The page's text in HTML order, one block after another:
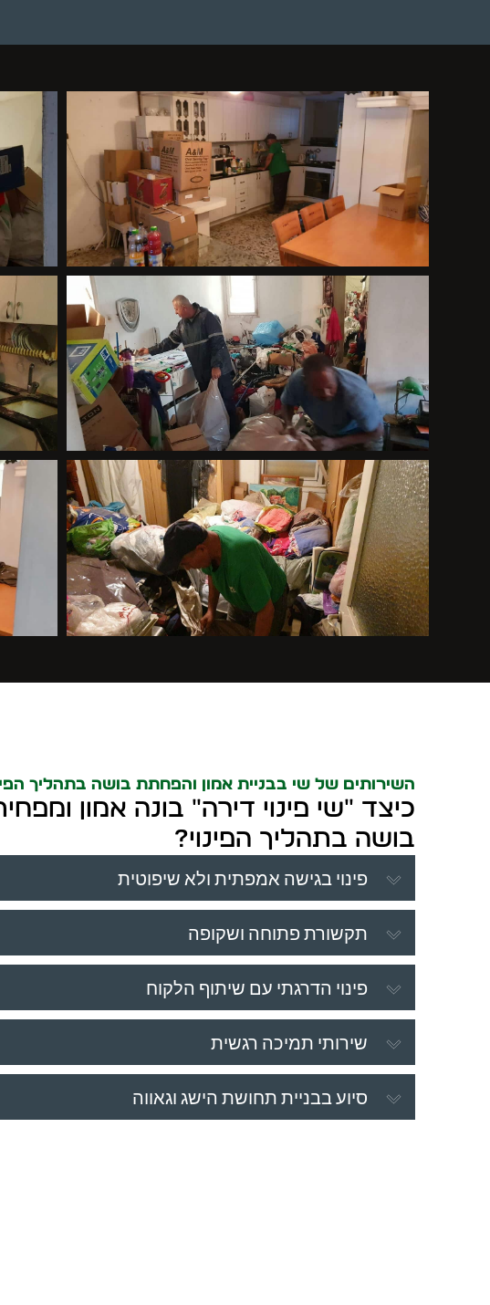
השירותים של שי בבניית אמון והפחתת בושה בתהליך
כיצד "שי פינוי דירה" בונה אמון
בושה בתהליך הפינוי?
פינוי בגישה אמפתית ולא שיפוטית
תקשורת פתוחה ושקופה
פינוי הדרגתי עם שיתוף הלקוח
שירותי תמיכה רגשית
סיוע בבניית תחושת הישג וגאווה